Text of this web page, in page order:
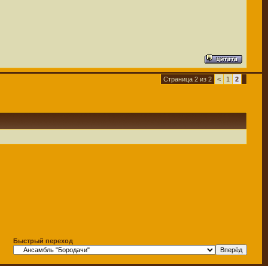
Страница 2 из 2 < 1 2
Быстрый переход